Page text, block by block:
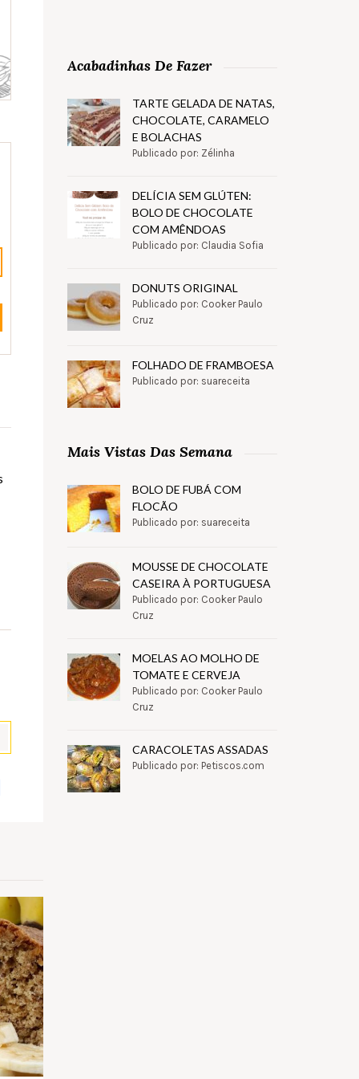
Acabadinhas De Fazer
TARTE GELADA DE NATAS,
CHOCOLATE, CARAMELO
E BOLACHAS
Publicado por: Zélinha
DELÍCIA SEM GLÚTEN:
BOLO DE CHOCOLATE
COM AMÊNDOAS
Publicado por: Claudia Sofia
DONUTS ORIGINAL
Publicado por: Cooker Paulo
Cruz
FOLHADO DE FRAMBOESA
Publicado por: suareceita
Mais Vistas Das Semana
BOLO DE FUBÁ COM
FLOCÃO
Publicado por: suareceita
MOUSSE DE CHOCOLATE
CASEIRA À PORTUGUESA
Publicado por: Cooker Paulo
Cruz
MOELAS AO MOLHO DE
TOMATE E CERVEJA
Publicado por: Cooker Paulo
Cruz
CARACOLETAS ASSADAS
Publicado por: Petiscos.com